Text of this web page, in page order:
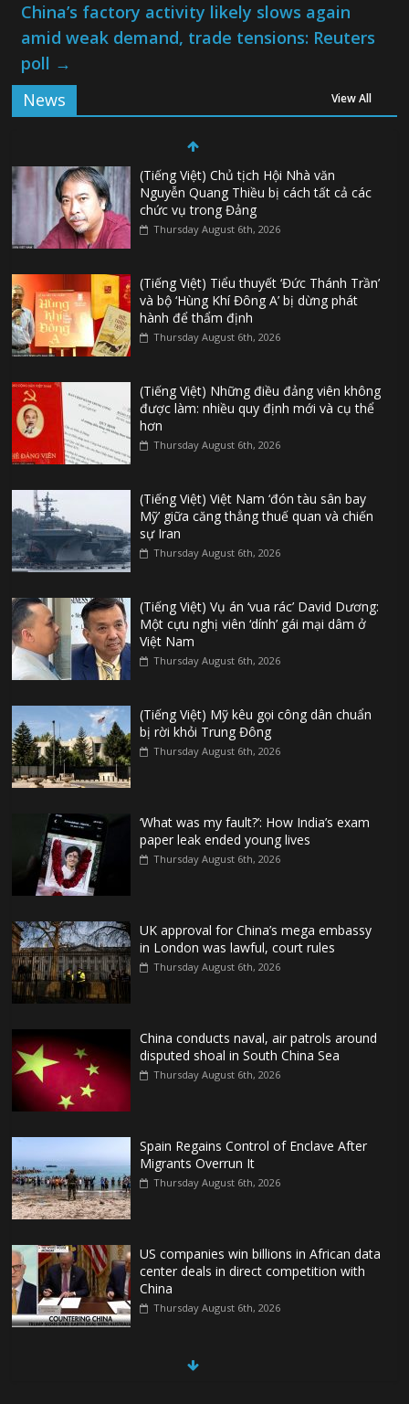
China’s factory activity likely slows again
amid weak demand, trade tensions: Reuters
poll →
News
View All
(Tiếng Việt) Chủ tịch Hội Nhà văn
Nguyễn Quang Thiều bị cách tất cả các
chức vụ trong Đảng
Thursday August 6th, 2026
(Tiếng Việt) Tiểu thuyết ‘Đức Thánh Trần’
và bộ ‘Hùng Khí Đông A’ bị dừng phát
hành để thẩm định
Thursday August 6th, 2026
(Tiếng Việt) Những điều đảng viên không
được làm: nhiều quy định mới và cụ thể
hơn
Thursday August 6th, 2026
(Tiếng Việt) Việt Nam ‘đón tàu sân bay
Mỹ’ giữa căng thẳng thuế quan và chiến
sự Iran
Thursday August 6th, 2026
(Tiếng Việt) Vụ án ‘vua rác’ David Dương:
Một cựu nghị viên ‘dính’ gái mại dâm ở
Việt Nam
Thursday August 6th, 2026
(Tiếng Việt) Mỹ kêu gọi công dân chuẩn
bị rời khỏi Trung Đông
Thursday August 6th, 2026
‘What was my fault?’: How India’s exam
paper leak ended young lives
Thursday August 6th, 2026
UK approval for China’s mega embassy
in London was lawful, court rules
Thursday August 6th, 2026
China conducts naval, air patrols around
disputed shoal in South China Sea
Thursday August 6th, 2026
Spain Regains Control of Enclave After
Migrants Overrun It
Thursday August 6th, 2026
US companies win billions in African data
center deals in direct competition with
China
Thursday August 6th, 2026
China, Russia, Iran and North Korea